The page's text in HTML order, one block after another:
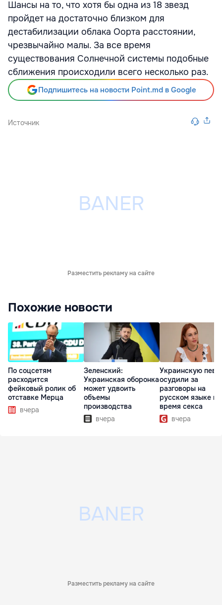
Шансы на то, что хотя бы одна из 18 звезд
пройдет на достаточно близком для
дестабилизации облака Оорта расстоянии,
чрезвычайно малы. За все время
существования Солнечной системы подобные
сближения происходили всего несколько раз.
Подпишитесь на новости Point.md в Google
Источник
Разместить рекламу на сайте
Похожие новости
По соцсетям
расходится
фейковый ролик об
отставке Мерца
вчера
Зеленский:
Украинская оборонка
может удвоить
объемы
производства
вчера
Украинскую
осудили за
разговоры на
русском языке во
время секса
вчера
Разместить рекламу на сайте